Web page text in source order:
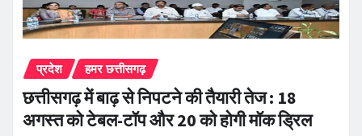
प्रदेश हमर छत्तीसगढ़
छत्तीसगढ़ में बाढ़ से निपटने की तैयारी तेज : 18
अगस्त को टेबल-टॉप और 20 को होगी मॉक ड्रिल